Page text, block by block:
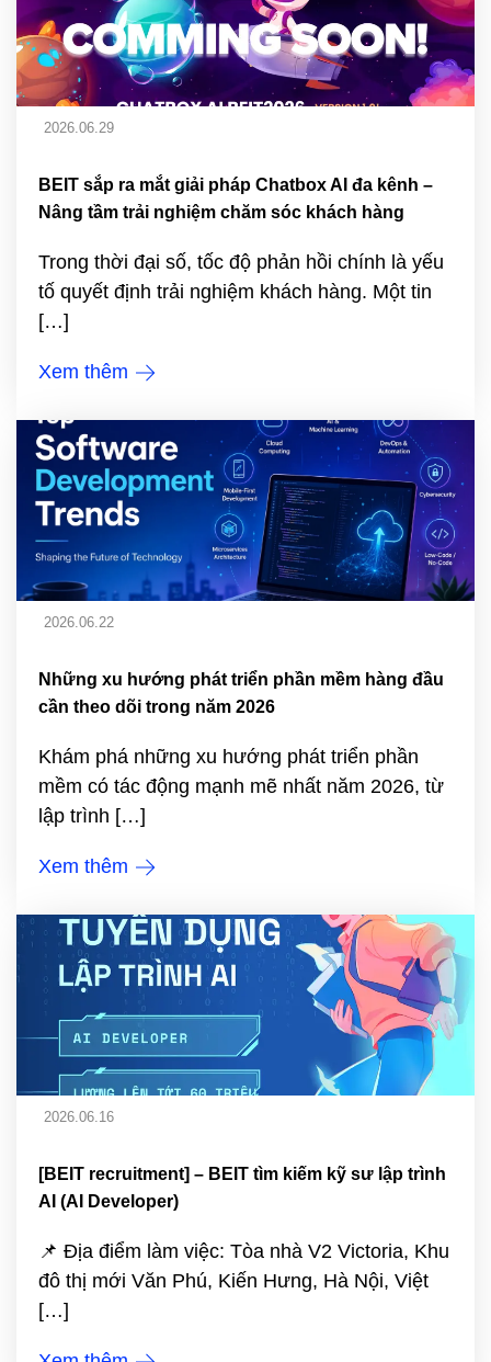
2026.06.29
BEIT sắp ra mắt giải pháp Chatbox AI đa kênh –
Nâng tầm trải nghiệm chăm sóc khách hàng
Trong thời đại số, tốc độ phản hồi chính là yếu
tố quyết định trải nghiệm khách hàng. Một tin
[…]
Xem thêm
2026.06.22
Những xu hướng phát triển phần mềm hàng đầu
cần theo dõi trong năm 2026
Khám phá những xu hướng phát triển phần
mềm có tác động mạnh mẽ nhất năm 2026, từ
lập trình […]
Xem thêm
2026.06.16
[BEIT recruitment] – BEIT tìm kiếm kỹ sư lập trình
AI (AI Developer)
📌 Địa điểm làm việc: Tòa nhà V2 Victoria, Khu
đô thị mới Văn Phú, Kiến Hưng, Hà Nội, Việt
[…]